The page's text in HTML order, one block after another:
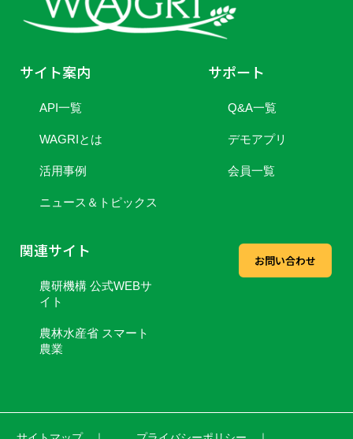
サイト案内
API一覧
WAGRIとは
活用事例
ニュース＆トピックス
サポート
Q&A一覧
デモアプリ
会員一覧
関連サイト
農研機構 公式WEBサ
イト
農林水産省 スマート
農業
お問い合わせ